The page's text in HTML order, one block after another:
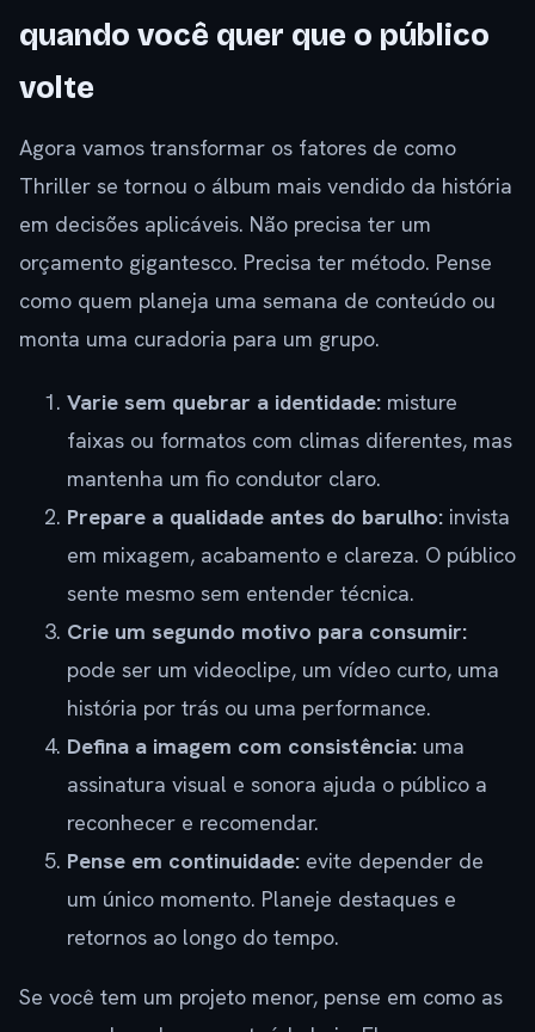
quando você quer que o público
volte
Agora vamos transformar os fatores de como
Thriller se tornou o álbum mais vendido da história
em decisões aplicáveis. Não precisa ter um
orçamento gigantesco. Precisa ter método. Pense
como quem planeja uma semana de conteúdo ou
monta uma curadoria para um grupo.
Varie sem quebrar a identidade: misture
faixas ou formatos com climas diferentes, mas
mantenha um fio condutor claro.
Prepare a qualidade antes do barulho: invista
em mixagem, acabamento e clareza. O público
sente mesmo sem entender técnica.
Crie um segundo motivo para consumir:
pode ser um videoclipe, um vídeo curto, uma
história por trás ou uma performance.
Defina a imagem com consistência: uma
assinatura visual e sonora ajuda o público a
reconhecer e recomendar.
Pense em continuidade: evite depender de
um único momento. Planeje destaques e
retornos ao longo do tempo.
Se você tem um projeto menor, pense em como as